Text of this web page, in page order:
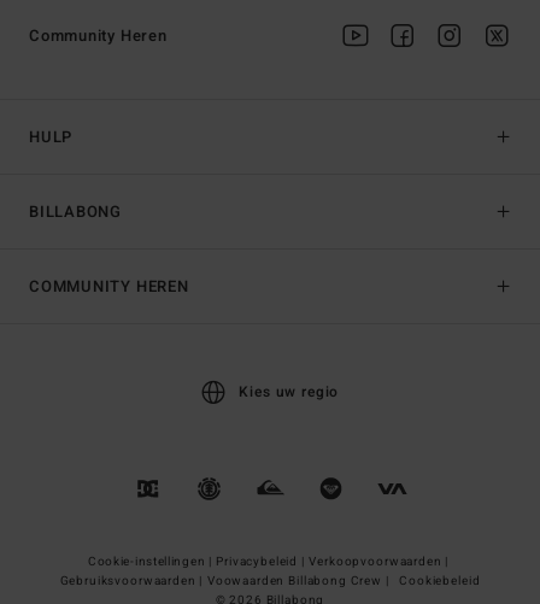
HULP
BILLABONG
Community Heren
COMMUNITY HEREN
Kies uw regio
Cookie-instellingen | Privacybeleid | Verkoopvoorwaarden |
Gebruiksvoorwaarden | Voowaarden Billabong Crew |
Cookiebeleid